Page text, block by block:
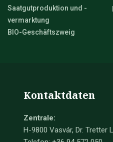
Saatgutproduktion und -
vermarktung
BIO-Geschäftszweig
Kontaktdaten
Zentrale:
H-9800 Vasvár, Dr. Tretter